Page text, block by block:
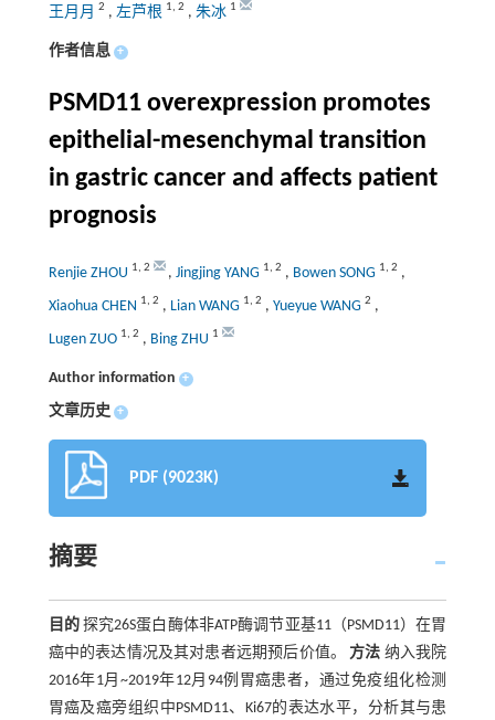
王月月 2 , 左芦根 1, 2 , 朱冰 1
作者信息 +
PSMD11 overexpression promotes
epithelial-mesenchymal transition
in gastric cancer and affects patient
prognosis
Renjie ZHOU 1, 2 , Jingjing YANG 1, 2 , Bowen SONG 1, 2 ,
Xiaohua CHEN 1, 2 , Lian WANG 1, 2 , Yueyue WANG 2 ,
Lugen ZUO 1, 2 , Bing ZHU 1
Author information +
文章历史 +
PDF (9023K)
摘要
目的探究26S蛋白酶体非ATP酶调节亚基11（PSMD11）在胃
癌中的表达情况及其对患者远期预后价值。 方法 纳入我院
2016年1月~2019年12月94例胃癌患者，通过免疫组化检测
胃癌及癌旁组织中PSMD11、Ki67的表达水平，分析其与患